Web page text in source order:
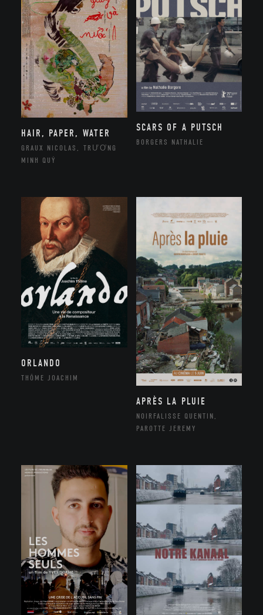
HAIR, PAPER, WATER
GRAUX NICOLAS, TRƯƠNG
MINH QUÝ
SCARS OF A PUTSCH
BORGERS NATHALIE
ORLANDO
THÔME JOACHIM
APRÈS LA PLUIE
NOIRFALISSE QUENTIN,
PAROTTE JEREMY